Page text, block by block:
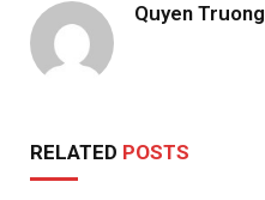
Quyen Truong
RELATED POSTS